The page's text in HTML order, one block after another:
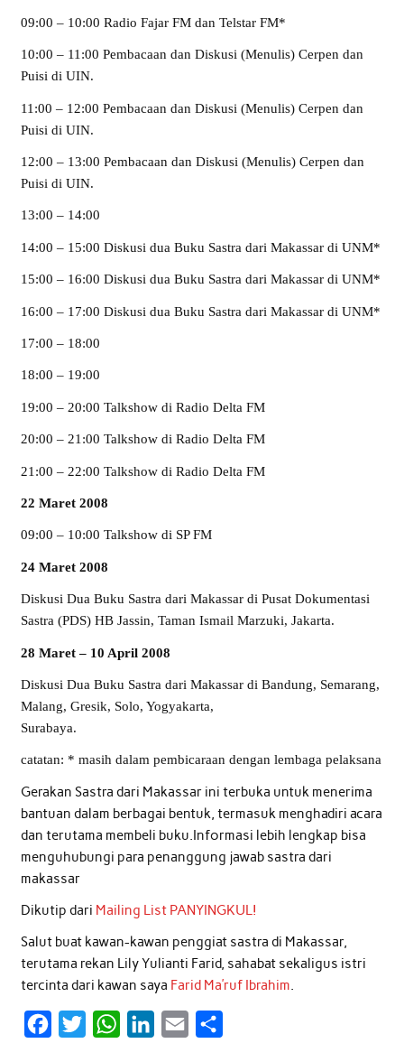
09:00 – 10:00 Radio Fajar FM dan Telstar FM*
10:00 – 11:00 Pembacaan dan Diskusi (Menulis) Cerpen dan
Puisi di UIN.
11:00 – 12:00 Pembacaan dan Diskusi (Menulis) Cerpen dan
Puisi di UIN.
12:00 – 13:00 Pembacaan dan Diskusi (Menulis) Cerpen dan
Puisi di UIN.
13:00 – 14:00
14:00 – 15:00 Diskusi dua Buku Sastra dari Makassar di UNM*
15:00 – 16:00 Diskusi dua Buku Sastra dari Makassar di UNM*
16:00 – 17:00 Diskusi dua Buku Sastra dari Makassar di UNM*
17:00 – 18:00
18:00 – 19:00
19:00 – 20:00 Talkshow di Radio Delta FM
20:00 – 21:00 Talkshow di Radio Delta FM
21:00 – 22:00 Talkshow di Radio Delta FM
22 Maret 2008
09:00 – 10:00 Talkshow di SP FM
24 Maret 2008
Diskusi Dua Buku Sastra dari Makassar di Pusat Dokumentasi
Sastra (PDS) HB Jassin, Taman Ismail Marzuki, Jakarta.
28 Maret – 10 April 2008
Diskusi Dua Buku Sastra dari Makassar di Bandung, Semarang,
Malang, Gresik, Solo, Yogyakarta,
Surabaya.
catatan: * masih dalam pembicaraan dengan lembaga pelaksana
Gerakan Sastra dari Makassar ini terbuka untuk menerima
bantuan dalam berbagai bentuk, termasuk menghadiri acara
dan terutama membeli buku.Informasi lebih lengkap bisa
menguhubungi para penanggung jawab sastra dari
makassar
Dikutip dari Mailing List PANYINGKUL!
Salut buat kawan-kawan penggiat sastra di Makassar,
terutama rekan Lily Yulianti Farid, sahabat sekaligus istri
tercinta dari kawan saya Farid Ma’ruf Ibrahim.
W